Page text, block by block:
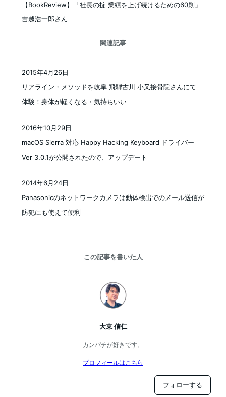
【BookReview】「社長の掟 業績を上げ続けるための60則」
吉越浩一郎さん
関連記事
リアライン・メソッドを岐阜 飛騨古川 小又接骨院さんにて
体験！身体が軽くなる・気持ちいい
2015年4月26日
macOS Sierra 対応 Happy Hacking Keyboard ドライバー
Ver 3.0.1が公開されたので、アップデート
投稿日
2016年10月29日
Panasonicのネットワークカメラは動体検出でのメール送信が
防犯にも使えて便利
2014年6月24日
この記事を書いた人
大東 信仁
カンパチが好きです。
プロフィールはこちら
フォローする